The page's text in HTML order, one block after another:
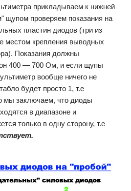
прикладываем к нижней
щупом проверяем показания на
пластин диодов (три из
местом крепления выводных
Показания должны
400 — 700 Ом, и если щупы
вообще ничего не
будет просто 1, т.е
мы заключаем, что диоды
в диапазоне и
только в одну сторону, т.е